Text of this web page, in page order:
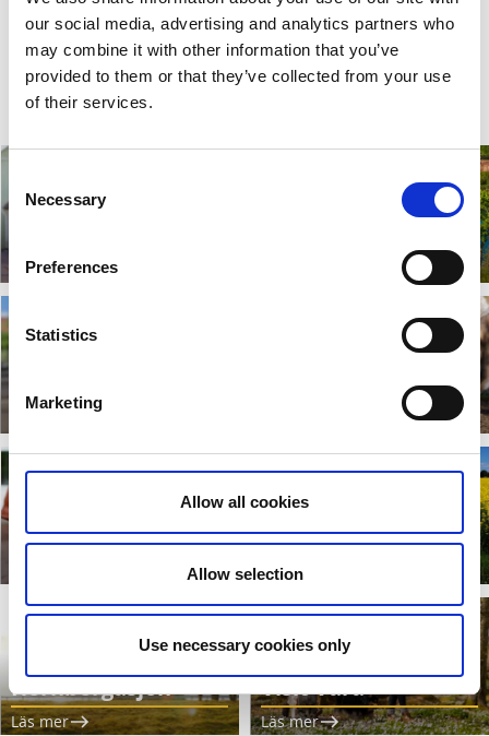
our social media, advertising and analytics partners who
may combine it with other information that you’ve
provided to them or that they’ve collected from your use
of their services.
Selection
Necessary
Preferences
Statistics
Marketing
Allow all cookies
Allow selection
Use necessary cookies only
i Skaraborg.
Läs mer
Destination Läckö-
Falköping Mariestad
Läs mer
Hornborgasjön
Läs mer
Visit Vara
Läs mer